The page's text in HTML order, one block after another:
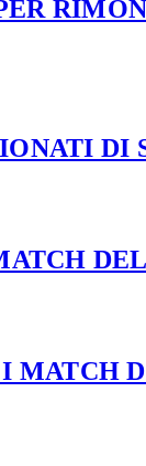
DI
MATCH